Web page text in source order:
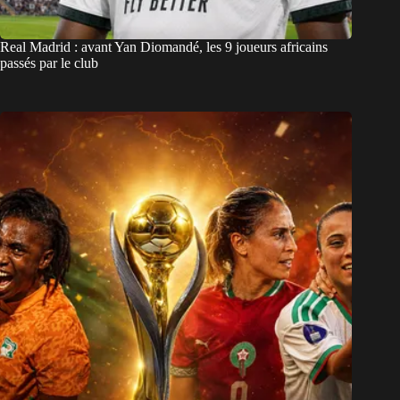
Real Madrid : avant Yan Diomandé, les 9 joueurs africains
passés par le club